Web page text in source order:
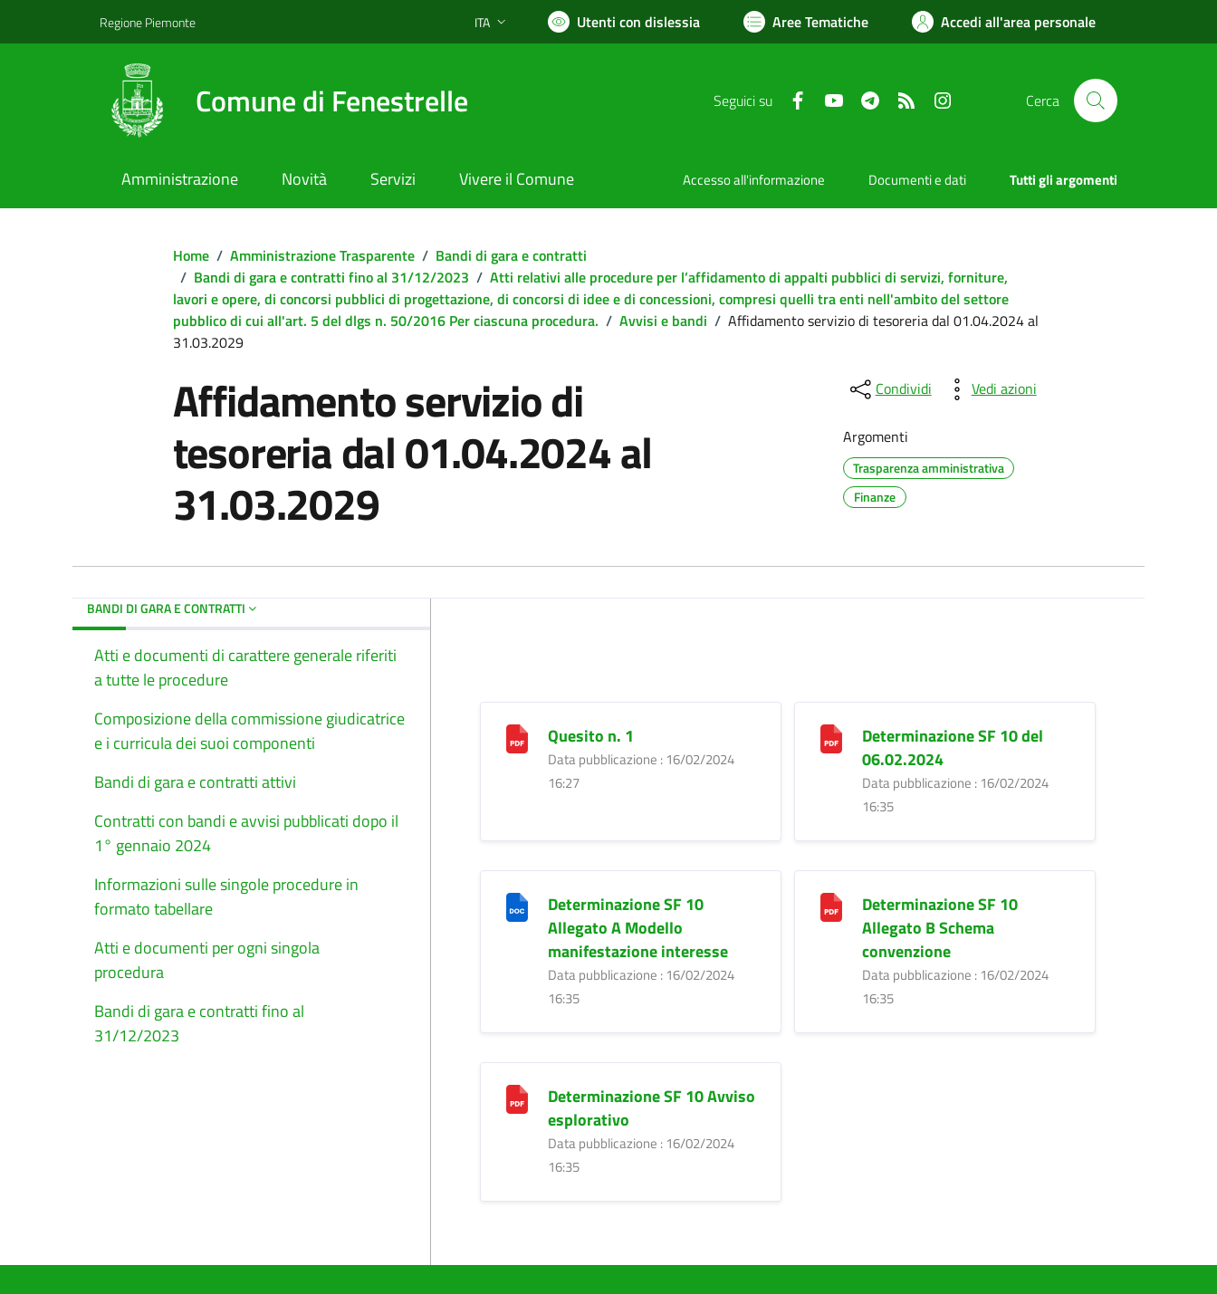
Regione Piemonte Lingua attiva:
ITA Utenti con dislessia Aree Tematiche Accedi all'area personale
Comune di Fenestrelle Seguici su FacebookYouTube TelegramRSS Cerca
Amministrazione Novità Servizi Vivere il Comune Accesso all'informazione Documenti e dati Tutti gli argomenti
Home / Amministrazione Trasparente / Bandi di gara e contratti
/ Bandi di gara e contratti fino al 31/12/2023 / Atti relativi alle procedure per l’affidamento di appalti pubblici di servizi, forniture,
lavori e opere, di concorsi pubblici di progettazione, di concorsi di idee e di concessioni, compresi quelli tra enti nell'ambito del settore
pubblico di cui all'art. 5 del dlgs n. 50/2016 Per ciascuna procedura. / Avvisi e bandi / Affidamento servizio di tesoreria dal 01.04.2024 al
31.03.2029
Affidamento servizio di
tesoreria dal 01.04.2024 al
31.03.2029
Condividi Vedi azioni
Argomenti
Trasparenza amministrativa
Finanze
BANDI DI GARA E CONTRATTI
Atti e documenti di carattere generale riferiti
a tutte le procedure
Composizione della commissione giudicatrice
e i curricula dei suoi componenti
Bandi di gara e contratti attivi
Contratti con bandi e avvisi pubblicati dopo il
1° gennaio 2024
Informazioni sulle singole procedure in
formato tabellare
Atti e documenti per ogni singola
procedura
Bandi di gara e contratti fino al
31/12/2023
Quesito n. 1
Data pubblicazione : 16/02/2024
16:27
Determinazione SF 10 del
06.02.2024
Data pubblicazione : 16/02/2024
16:35
Determinazione SF 10
Allegato A Modello
manifestazione interesse
Data pubblicazione : 16/02/2024
16:35
Determinazione SF 10
Allegato B Schema
convenzione
Data pubblicazione : 16/02/2024
16:35
Determinazione SF 10 Avviso
esplorativo
Data pubblicazione : 16/02/2024
16:35